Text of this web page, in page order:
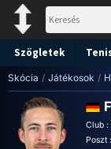
Szögletek
Skócia / Játékosok /
Club :
Poszt :